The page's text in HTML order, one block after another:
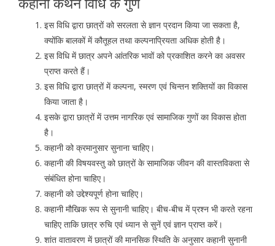
इस विधि द्वारा छात्रों को सरलता से ज्ञान प्रदान किया जा सकता है,
क्योंकि बालकों में कौतूहल तथा कल्पनाप्रियता अधिक होती है।
इस विधि में छात्र अपने आंतरिक भावों को प्रकाशित करने का अवसर
प्राप्त करते हैं।
इस विधि द्वारा छात्रों में कल्पना, स्मरण एवं चिन्तन शक्तियों का विकास
किया जाता है।
इसके द्वारा छात्रों में उत्तम नागरिक एवं सामाजिक गुणों का विकास होता
है।
कहानी को क्रमानुसार सुनाना चाहिए।
कहानी की विषयवस्तु को छात्रों के सामाजिक जीवन की वास्तविकता से
संबंधित होना चाहिए।
कहानी को उद्देश्यपूर्ण होना चाहिए।
कहानी मौखिक रूप से सुनानी चाहिए। बीच-बीच में प्रश्न भी करते रहना
चाहिए ताकि छात्र रुचि एवं ध्यान से सुनें एवं ज्ञान प्राप्त करें।
शांत वातावरण में छात्रों की मानसिक स्थिति के अनुसार कहानी सुनानी